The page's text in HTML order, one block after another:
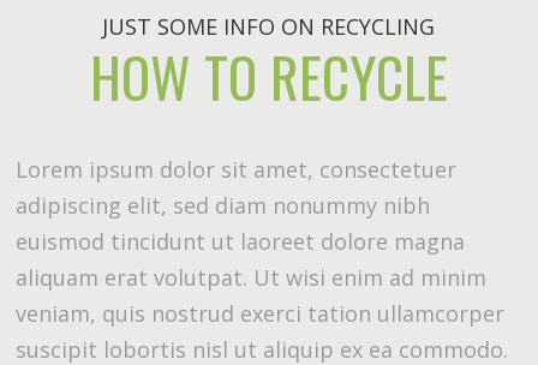
JUST SOME INFO ON RECYCLING
HOW TO RECYCLE
Lorem ipsum dolor sit amet, consectetuer
adipiscing elit, sed diam nonummy nibh
euismod tincidunt ut laoreet dolore magna
aliquam erat volutpat. Ut wisi enim ad minim
veniam, quis nostrud exerci tation ullamcorper
suscipit lobortis nisl ut aliquip ex ea commodo.